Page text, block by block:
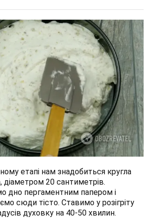
етапі нам знадобиться кругла
20 сантиметрів.
дно пергаментним папером і
сюди тісто. Ставимо у розігріту
духовку на 40-50 хвилин.